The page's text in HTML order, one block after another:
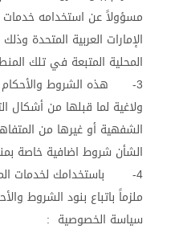
مسؤولاً عن استخدامه خدمات
الإمارات العربية المتحدة وذلك
المحلية المتبعة في تلك
3- هذه الشروط والأحكام
ولاغية لما قبلها من أشكال
الشفهية أو غيرها من
الشأن شروط اضافية خاصة
4- باستخدامك لخدمات
ملزماً باتباع بنود الشروط
سياسة الخصوصية :